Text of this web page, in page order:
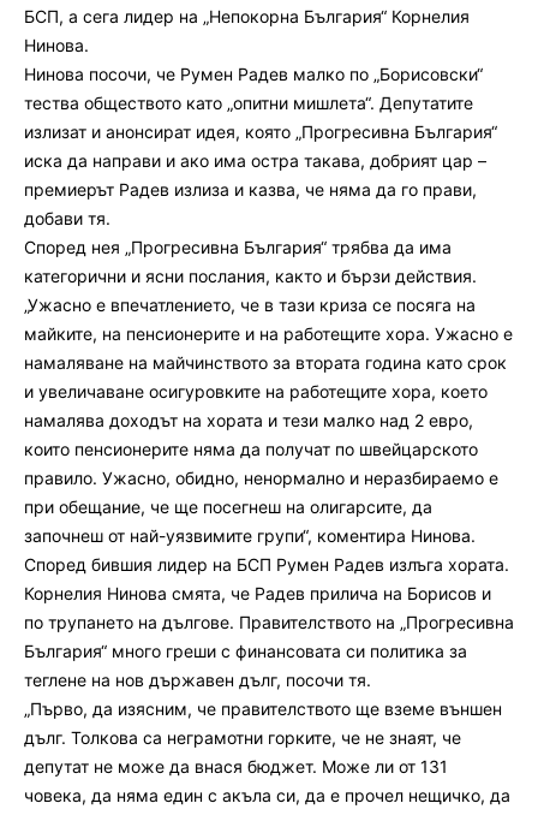
БСП, а сега лидер на „Непокорна България“ Корнелия
Нинова.
Нинова посочи, че Румен Радев малко по „Борисовски“
тества обществото като „опитни мишлета“. Депутатите
излизат и анонсират идея, която „Прогресивна България“
иска да направи и ако има остра такава, добрият цар –
премиерът Радев излиза и казва, че няма да го прави,
добави тя.
Според нея „Прогресивна България“ трябва да има
категорични и ясни послания, както и бързи действия.
„Ужасно е впечатлението, че в тази криза се посяга на
майките, на пенсионерите и на работещите хора. Ужасно е
намаляване на майчинството за втората година като срок
и увеличаване осигуровките на работещите хора, което
намалява доходът на хората и тези малко над 2 евро,
които пенсионерите няма да получат по швейцарското
правило. Ужасно, обидно, ненормално и неразбираемо е
при обещание, че ще посегнеш на олигарсите, да
започнеш от най-уязвимите групи“, коментира Нинова.
Според бившия лидер на БСП Румен Радев излъга хората.
Корнелия Нинова смята, че Радев прилича на Борисов и
по трупането на дългове. Правителството на „Прогресивна
България“ много греши с финансовата си политика за
теглене на нов държавен дълг, посочи тя.
„Първо, да изясним, че правителството ще вземе външен
дълг. Толкова са неграмотни горките, че не знаят, че
депутат не може да внася бюджет. Може ли от 131
човека, да няма един с акъла си, да е прочел нещичко, да